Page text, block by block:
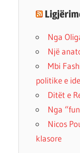
Nga
Një
Mbi
politike e
Ditët e
Nga
Nicos
klasore